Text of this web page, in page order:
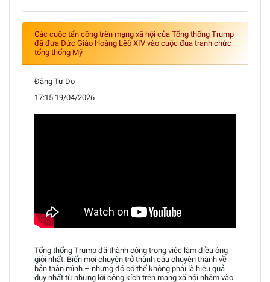
Các cuộc tấn công trên mạng xã hội của Tổng thống Trump
đã đưa Đức Giáo Hoàng Lêô XIV vào cuộc đua tranh chức
tổng thống Mỹ
Đặng Tự Do
17:15 19/04/2026
Tổng thống Trump đã thành công trong việc làm điều ông
giỏi nhất: Biến mọi chuyện trở thành câu chuyện thành về
bản thân mình – nhưng đó có thể không phải là hiệu quả
duy nhất từ những lời công kích trên mạng xã hội nhắm vào